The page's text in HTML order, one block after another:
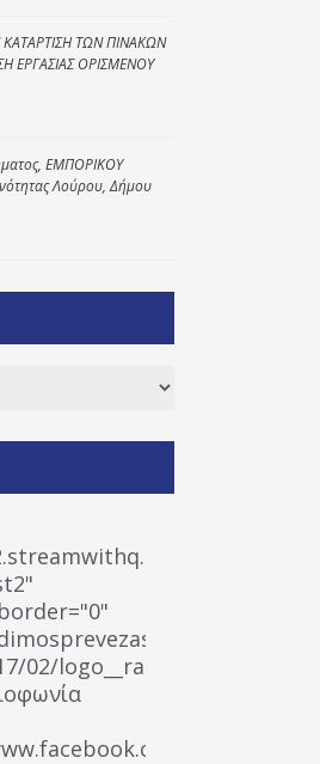
ΤΩΝ ΠΙΝΑΚΩΝ
ΕΡΓΑΣΙΑΣ ΟΡΙΣΜΕΝΟΥ
ΕΜΠΟΡΙΚΟΥ
Λούρου, Δήμου
wp-
02/logo__radiofonias.jpg"